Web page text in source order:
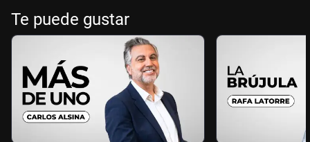
Te puede gustar